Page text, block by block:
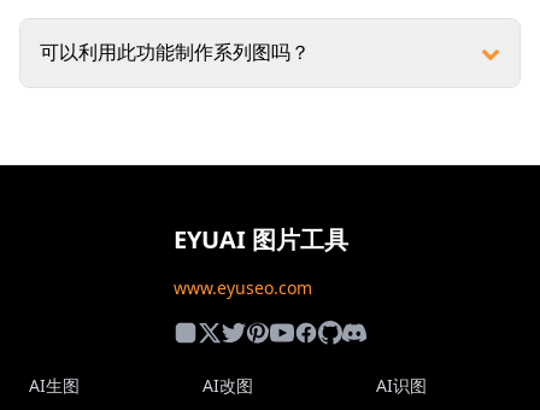
可以利用此功能制作系列图吗？
EYUAI 图片工具
www.eyuseo.com
AI生图
AI改图
AI识图